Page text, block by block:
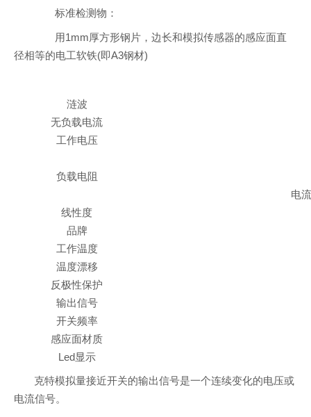
标准检测物：
用1mm厚方形钢片，边长和模拟传感器的感应面直
径相等的电工软铁(即A3钢材)
涟波
无负载电流
工作电压
负载电阻
电
线性度
品牌
工作温度
温度漂移
反极性保护
输出信号
开关频率
感应面材质
Led显示
克特模拟量接近开关的输出信号是一个连续变化的电压或
电流信号。